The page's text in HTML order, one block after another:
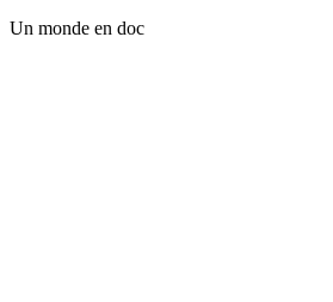
Un monde en doc